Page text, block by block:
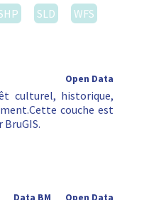
SLD
WFS
Open Data
culturel, historique,
couche est